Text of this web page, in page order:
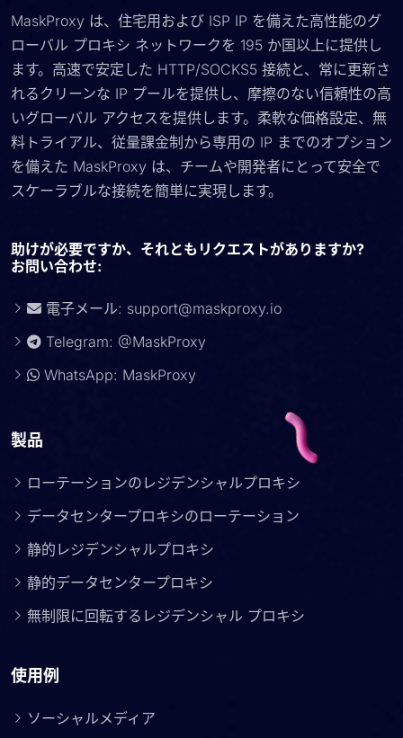
MaskProxy は、住宅用および ISP IP を備えた高性能のグ
ローバル プロキシ ネットワークを 195 か国以上に提供し
ます。高速で安定した HTTP/SOCKS5 接続と、常に更新さ
れるクリーンな IP プールを提供し、摩擦のない信頼性の高
いグローバル アクセスを提供します。柔軟な価格設定、無
料トライアル、従量課金制から専用の IP までのオプション
を備えた MaskProxy は、チームや開発者にとって安全で
スケーラブルな接続を簡単に実現します。
助けが必要ですか、それともリクエストがありますか?
お問い合わせ:
電子メール: support@maskproxy.io
Telegram: @MaskProxy
WhatsApp: MaskProxy
製品
ローテーションのレジデンシャルプロキシ
データセンタープロキシのローテーション
静的レジデンシャルプロキシ
静的データセンタープロキシ
無制限に回転するレジデンシャル プロキシ
使用例
ソーシャルメディア